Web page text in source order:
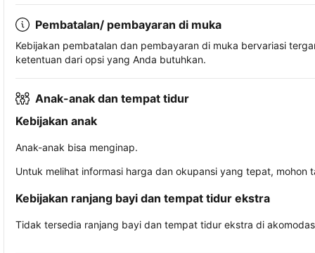
Pembatalan/ pembayaran di muka
Kebijakan pembatalan dan pembayaran di muka bervariasi
ketentuan dari opsi yang Anda butuhkan.
Anak-anak dan tempat tidur
Kebijakan anak
Anak-anak bisa menginap.
Untuk melihat informasi harga dan okupansi yang tepat,
Kebijakan ranjang bayi dan tempat tidur ekstra
Tidak tersedia ranjang bayi dan tempat tidur ekstra di